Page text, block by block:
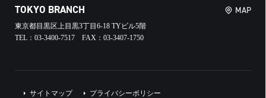
TOKYO BRANCH
東京都目黒区上目黒3丁目6-18 TYビル5階
TEL：03-3400-7517 FAX：03-3407-1750
MAP
サイトマップ プライバシーポリシー